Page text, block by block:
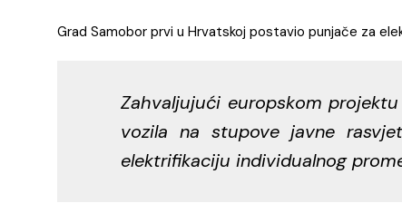
Grad Samobor prvi u Hrvatskoj postavio punjače za
Zahvaljujući europskom
vozila na stupove javne
elektrifikaciju individualnog